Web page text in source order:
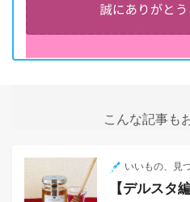
こんな記事も
いいもの、見
【デルスタ